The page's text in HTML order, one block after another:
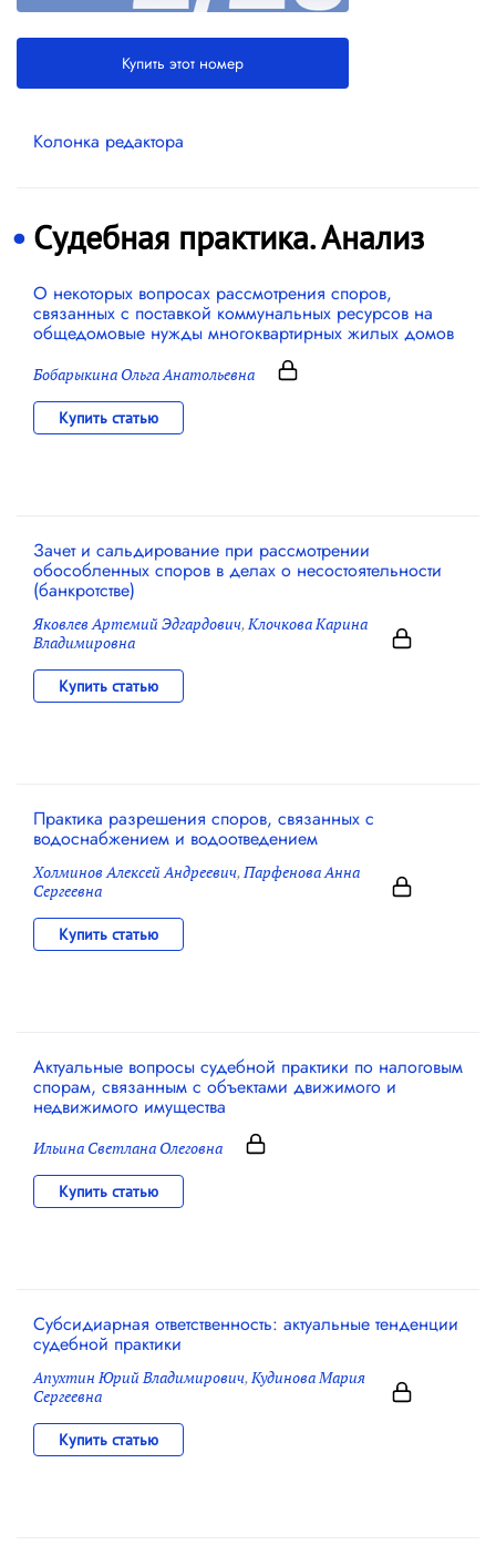
Купить этот номер
Колонка редактора
Судебная практика. Анализ
О некоторых вопросах рассмотрения споров,
связанных с поставкой коммунальных ресурсов на
общедомовые нужды многоквартирных жилых домов
Бобарыкина Ольга Анатольевна
Купить статью
Зачет и сальдирование при рассмотрении
обособленных споров в делах о несостоятельности
(банкротстве)
Яковлев Артемий Эдгардович, Клочкова Карина
Владимировна
Купить статью
Практика разрешения споров, связанных с
водоснабжением и водоотведением
Холминов Алексей Андреевич, Парфенова Анна
Сергеевна
Купить статью
Актуальные вопросы судебной практики по налоговым
спорам, связанным с объектами движимого и
недвижимого имущества
Ильина Светлана Олеговна
Купить статью
Субсидиарная ответственность: актуальные тенденции
судебной практики
Апухтин Юрий Владимирович, Кудинова Мария
Сергеевна
Купить статью